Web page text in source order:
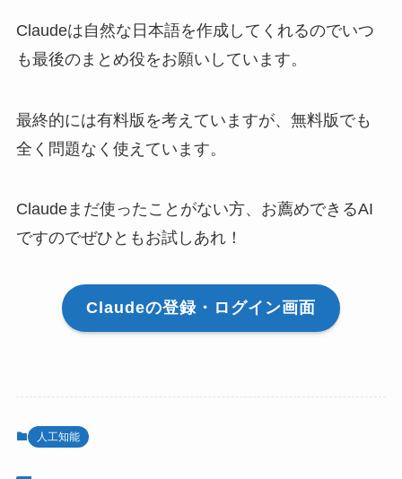
Claudeは自然な日本語を作成してくれるのでいつ
も最後のまとめ役をお願いしています。
最終的には有料版を考えていますが、無料版でも
全く問題なく使えています。
Claudeまだ使ったことがない方、お薦めできるAI
ですのでぜひともお試しあれ！
Claudeの登録・ログイン画面
人工知能